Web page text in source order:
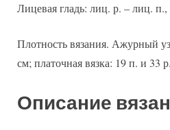
Лицевая гладь: лиц. р. – лиц.
Плотность вязания. Ажурный
см; платочная вязка: 19 п. и 33
Описание